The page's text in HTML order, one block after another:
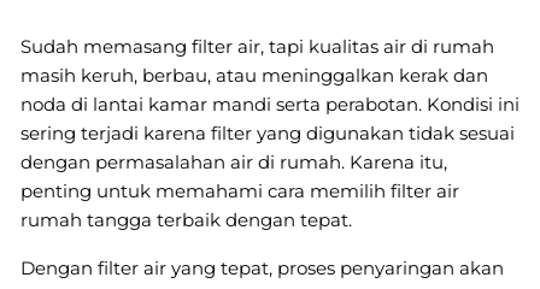
Sudah memasang filter air, tapi kualitas air di rumah
masih keruh, berbau, atau meninggalkan kerak dan
noda di lantai kamar mandi serta perabotan. Kondisi ini
sering terjadi karena filter yang digunakan tidak sesuai
dengan permasalahan air di rumah. Karena itu,
penting untuk memahami cara memilih filter air
rumah tangga terbaik dengan tepat.
Dengan filter air yang tepat, proses penyaringan akan